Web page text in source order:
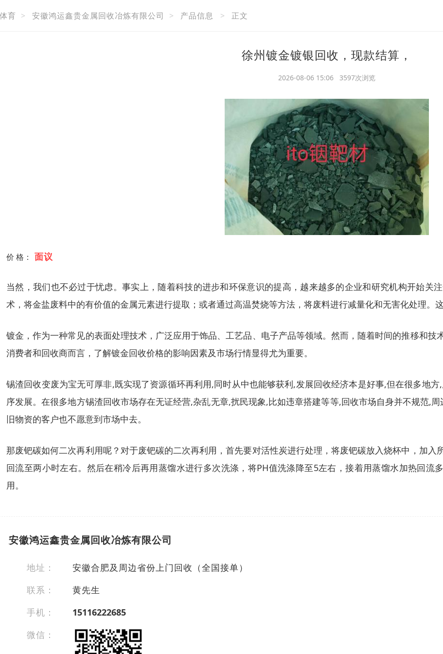
育 > 安徽鸿运鑫贵金属回收冶炼有限公司 > 产品信息 > 正文
徐州镀金镀银回收，现款结算，
2026-08-06 15:06 3597次浏览
价 格： 面议
当然，我们也不必过于忧虑。事实上，随着科技的进步和环保意识的提高，越来越多的企业和研究机构开始关
术，将金盐废料中的有价值的金属元素进行提取；或者通过高温焚烧等方法，将废料进行减量化和无害化处理。
镀金，作为一种常见的表面处理技术，广泛应用于饰品、工艺品、电子产品等领域。然而，随着时间的推移和
消费者和回收商而言，了解镀金回收价格的影响因素及市场行情显得尤为重要。
锡渣回收变废为宝无可厚非,既实现了资源循环再利用,同时从中也能够获利,发展回收经济本是好事,但在很多地
序发展。在很多地方锡渣回收市场存在无证经营,杂乱无章,扰民现象,比如违章搭建等等,回收市场自身并不规范,
旧物资的客户也不愿意到市场中去。
那废钯碳如何二次再利用呢？对于废钯碳的二次再利用，首先要对活性炭进行处理，将废钯碳放入烧杯中，加
回流至两小时左右。然后在稍冷后再用蒸馏水进行多次洗涤，将PH值洗涤降至5左右，接着用蒸馏水加热回流
用。
安徽鸿运鑫贵金属回收冶炼有限公司
地址：
安徽合肥及周边省份上门回收（全国接单）
联系：
黄先生
手机：
15116222685
微信：